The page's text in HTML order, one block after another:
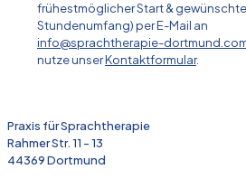
frühestmöglicher Start &
Stundenumfang) per E-Mail an
info@sprachtherapie-
nutze unserKontaktformular.
Praxis für Sprachtherapie
Rahmer Str. 11 - 13
44369 Dortmund